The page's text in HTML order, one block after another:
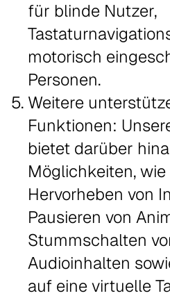
für blinde Nutzer,
motorisch
Personen.
Weitere
Funktionen:
bietet darüber
Möglichkeiten, wie
Hervorheben von
Pausieren von
Stummschalten
Audioinhalten
auf eine virtuelle